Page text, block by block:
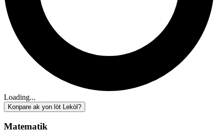
Loading...
Konpare ak yon lòt Lekòl?
Matematik